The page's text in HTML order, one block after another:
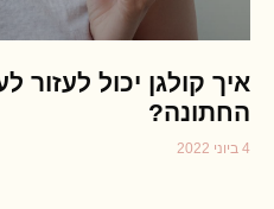
איך קולגן יכול לעזור
החתונה?
4 ביוני 2022